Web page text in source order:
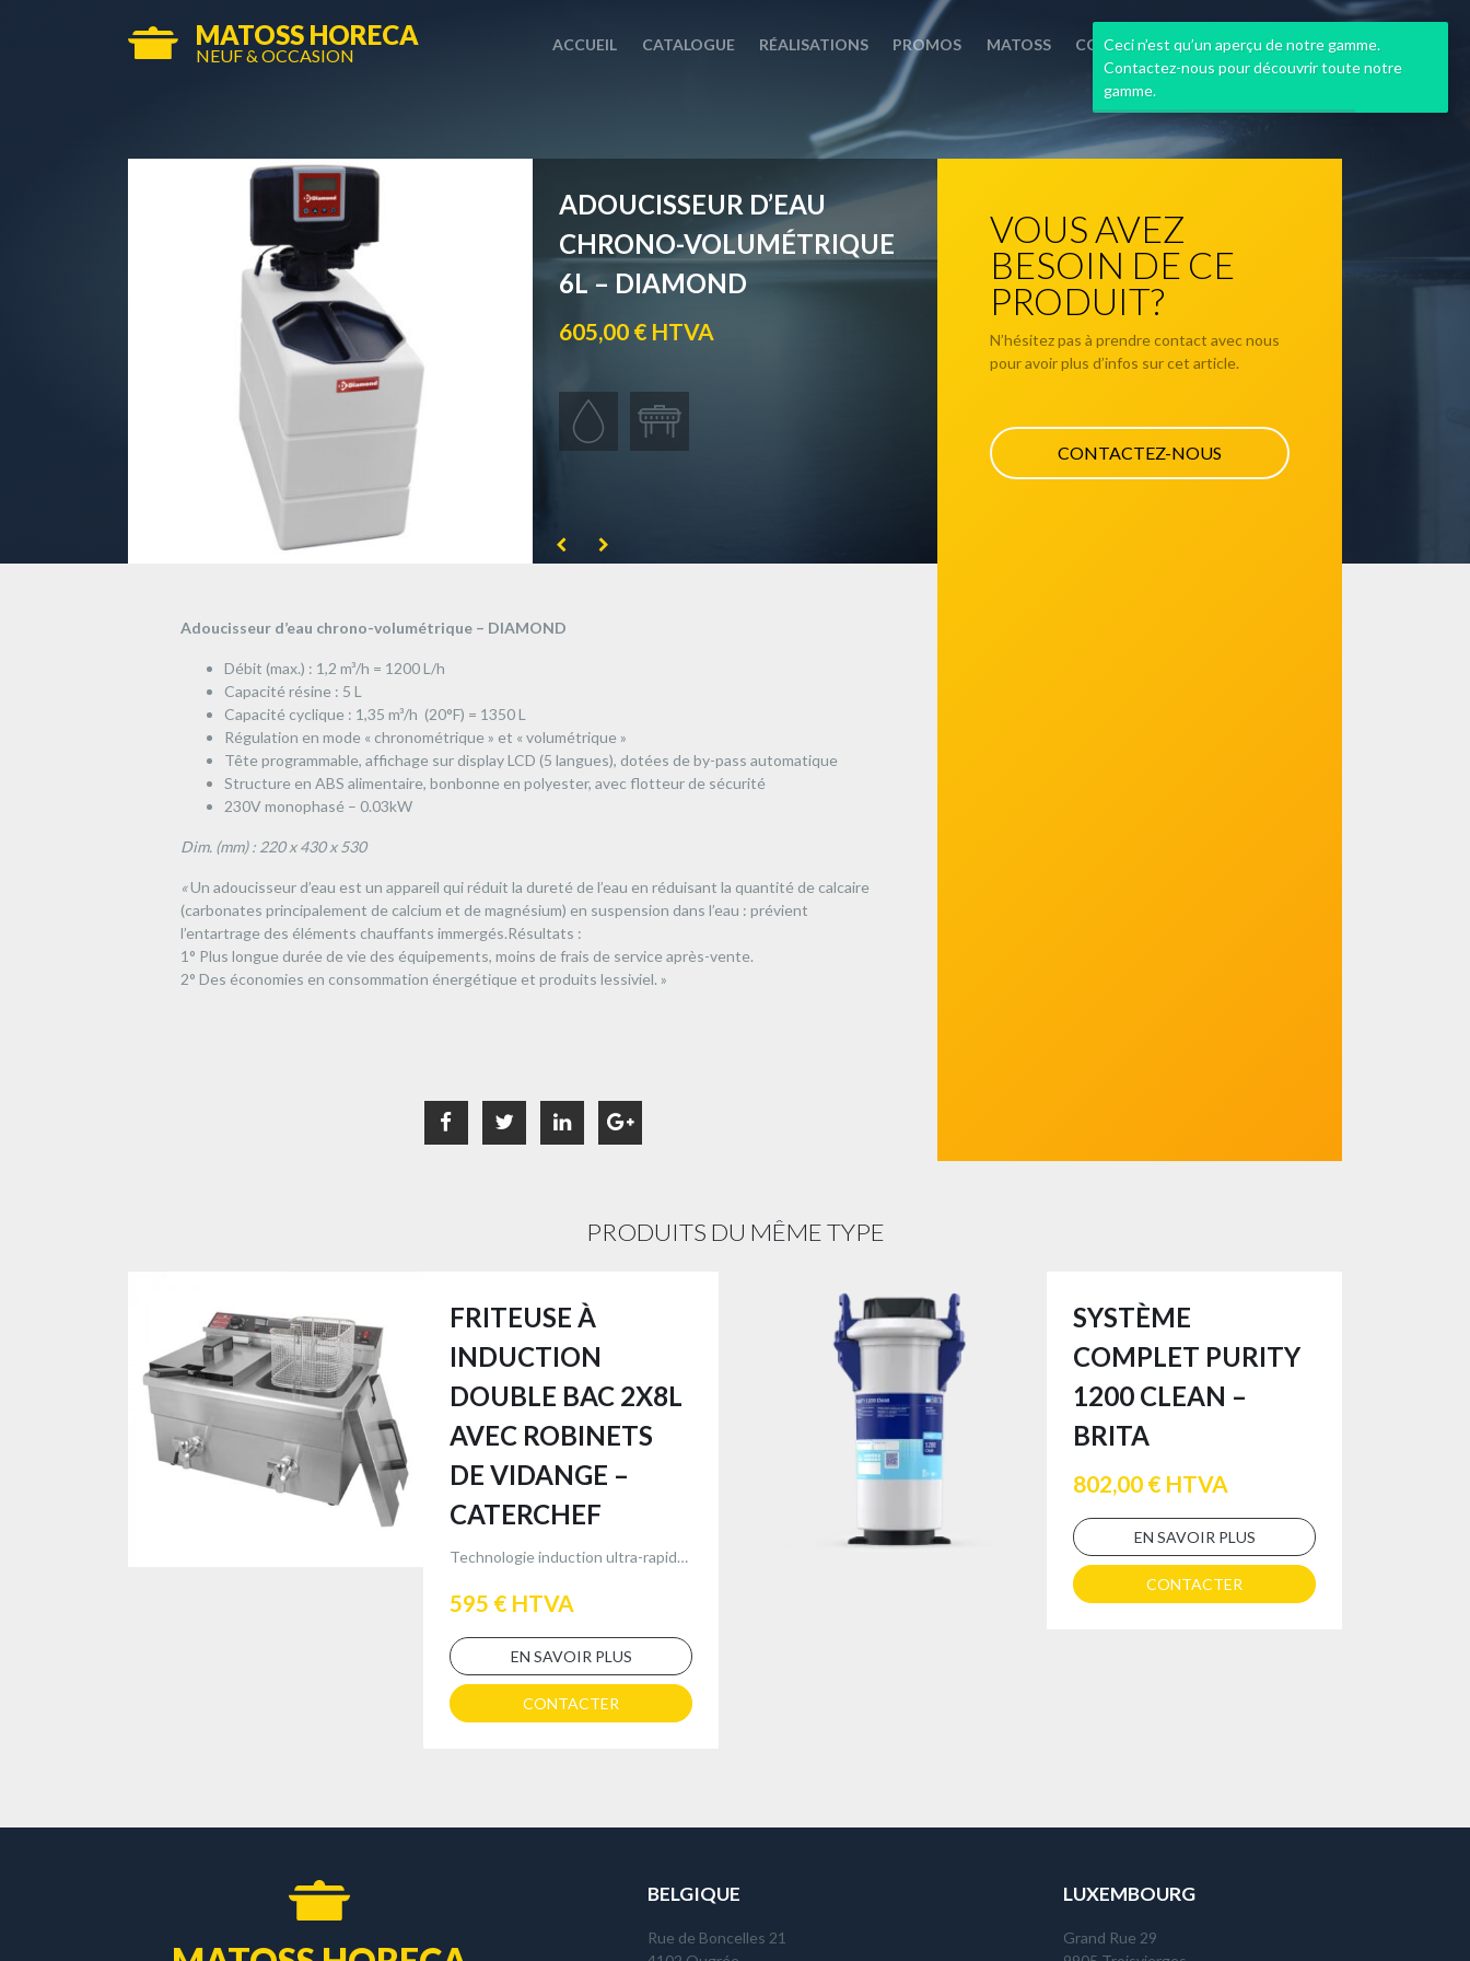
MATOSS HORECA
NEUF & OCCASION
ACCUEIL CATALOGUE RÉALISATIONS PROMOS MATOSS CONTACT
ADOUCISSEUR D’EAU
CHRONO-VOLUMÉTRIQUE
6L – DIAMOND
605,00 € HTVA
Adoucisseur d’eau chrono-volumétrique – DIAMOND
Débit (max.) : 1,2 m³/h = 1200 L/h
Capacité résine : 5 L
Capacité cyclique : 1,35 m³/h (20°F) = 1350 L
Régulation en mode « chronométrique » et « volumétrique »
Tête programmable, affichage sur display LCD (5 langues), dotées de by-pass automatique
Structure en ABS alimentaire, bonbonne en polyester, avec flotteur de sécurité
230V monophasé – 0.03kW
Dim. (mm) : 220 x 430 x 530
«Un adoucisseur d’eau est un appareil qui réduit la dureté de l’eau en réduisant la quantité de calcaire
(carbonates principalement de calcium et de magnésium) en suspension dans l’eau : prévient
l’entartrage des éléments chauffants immergés.Résultats :
1° Plus longue durée de vie des équipements, moins de frais de service après-vente.
2° Des économies en consommation énergétique et produits lessiviel. »
VOUS AVEZ
BESOIN DE CE
PRODUIT?
N’hésitez pas à prendre contact avec nous
pour avoir plus d’infos sur cet article.
CONTACTEZ-NOUS
PRODUITS DU MÊME TYPE
FRITEUSE À
INDUCTION
DOUBLE BAC 2X8L
AVEC ROBINETS
DE VIDANGE –
CATERCHEF
Technologie induction ultra-rapide & économe – 2 x 3500 W avec robinets de vidange
595 € HTVA
EN SAVOIR PLUS
CONTACTER
SYSTÈME
COMPLET PURITY
1200 CLEAN –
BRITA
802,00 € HTVA
EN SAVOIR PLUS
CONTACTER
BELGIQUE
Rue de Boncelles 21
LUXEMBOURG
Grand Rue 29
Ceci n’est qu’un aperçu de notre gamme.
Contactez-nous pour découvrir toute notre
gamme.